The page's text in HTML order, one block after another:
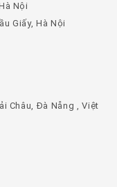
Nội
Giấy, Hà Nội
Châu, Đà Nẵng , Việt